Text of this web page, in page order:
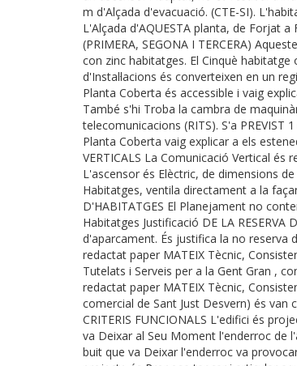
m d'Alçada d'evacuació. (CTE-SI).
L'Alçada d'AQUESTA planta, de Forjat
(PRIMERA, SEGONA I TERCERA)
con zinc habitatges. El Cinquè
d'Instal·lacions és converteixen en un
Planta Coberta és accessible i vaig
També s'hi Troba la cambra de
telecomunicacions (RITS). S'a
Planta Coberta vaig explicar a els
VERTICALS La Comunicació Vertical
L'ascensor és Elèctric, de dimensions
Habitatges, ventila directament a la
D'HABITATGES El Planejament no
Habitatges Justificació DE LA RESERVA
d'aparcament. És justifica la no reserva
redactat paper MATEIX Tècnic,
Tutelats i Serveis per a la Gent Gran ,
redactat paper MATEIX Tècnic,
comercial de Sant Just Desvern) és van
CRITERIS FUNCIONALS L'edifici és
va Deixar al Seu Moment l'enderroc de
buit que va Deixar l'enderroc va